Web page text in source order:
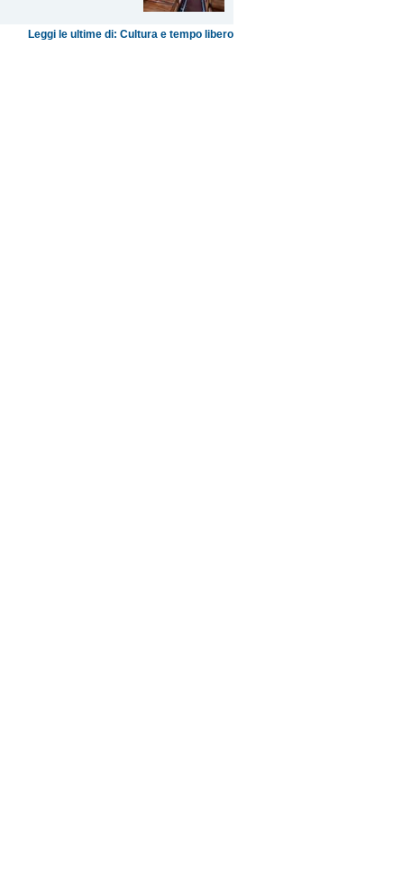
Leggi le ultime di: Cultura e tempo libero